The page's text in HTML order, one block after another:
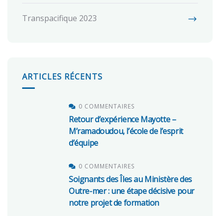
Transpacifique 2023
ARTICLES RÉCENTS
0 COMMENTAIRES
Retour d’expérience Mayotte –
M’ramadoudou, l’école de l’esprit
d’équipe
0 COMMENTAIRES
Soignants des Îles au Ministère des
Outre-mer : une étape décisive pour
notre projet de formation